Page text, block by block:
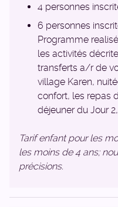
4 personnes
6 personnes
Programme realisé
les activités
transferts a/r de
village Karen,
confort, les repas
déjeuner du Jour
Tarif enfant pour les
les moins de 4 ans;
précisions.